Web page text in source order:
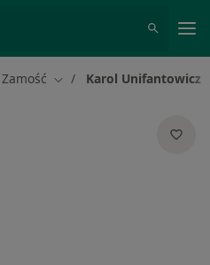
Zamość Zmień miasto
Karol Unifantowicz